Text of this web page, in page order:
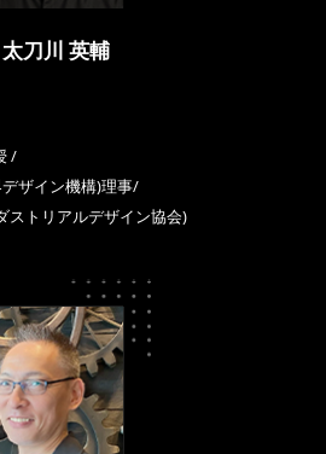
太刀川 英輔
/
ザイン機構)理事/
ストリアルデザイン協会)